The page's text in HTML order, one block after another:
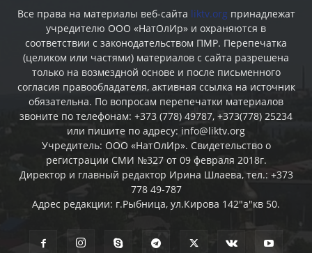
Все права на материалы веб-сайта liktv.org принадлежат
учредителю ООО «НатОлИр» и охраняются в
соответствии с законодательством ПМР. Перепечатка
(целиком или частями) материалов c сайта разрешена
только на возмездной основе и после письменного
согласия правообладателя, активная ссылка на источник
обязательна. По вопросам перепечатки материалов
звоните по телефонам: +373 (778) 49787, +373(778) 25234
или пишите по адресу: info@liktv.org
Учредитель: ООО «НатОлИр». Свидетельство о
регистрации СМИ №327 от 09 февраля 2018г.
Директор и главный редактор Ирина Шлаева, тел.: +373
778 49-787
Адрес редакции: г.Рыбница, ул.Кирова 142"а"кв 50.